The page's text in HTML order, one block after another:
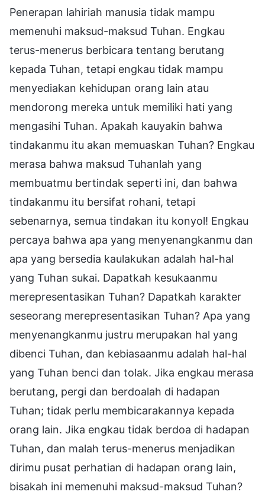
Penerapan lahiriah manusia tidak mampu
memenuhi maksud-maksud Tuhan. Engkau
terus-menerus berbicara tentang berutang
kepada Tuhan, tetapi engkau tidak mampu
menyediakan kehidupan orang lain atau
mendorong mereka untuk memiliki hati yang
mengasihi Tuhan. Apakah kauyakin bahwa
tindakanmu itu akan memuaskan Tuhan? Engkau
merasa bahwa maksud Tuhanlah yang
membuatmu bertindak seperti ini, dan bahwa
tindakanmu itu bersifat rohani, tetapi
sebenarnya, semua tindakan itu konyol! Engkau
percaya bahwa apa yang menyenangkanmu dan
apa yang bersedia kaulakukan adalah hal-hal
yang Tuhan sukai. Dapatkah kesukaanmu
merepresentasikan Tuhan? Dapatkah karakter
seseorang merepresentasikan Tuhan? Apa yang
menyenangkanmu justru merupakan hal yang
dibenci Tuhan, dan kebiasaanmu adalah hal-hal
yang Tuhan benci dan tolak. Jika engkau merasa
berutang, pergi dan berdoalah di hadapan
Tuhan; tidak perlu membicarakannya kepada
orang lain. Jika engkau tidak berdoa di hadapan
Tuhan, dan malah terus-menerus menjadikan
dirimu pusat perhatian di hadapan orang lain,
bisakah ini memenuhi maksud-maksud Tuhan?